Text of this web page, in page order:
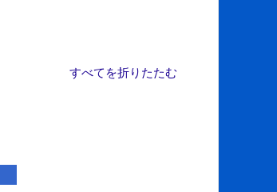
すべてを折りたたむ